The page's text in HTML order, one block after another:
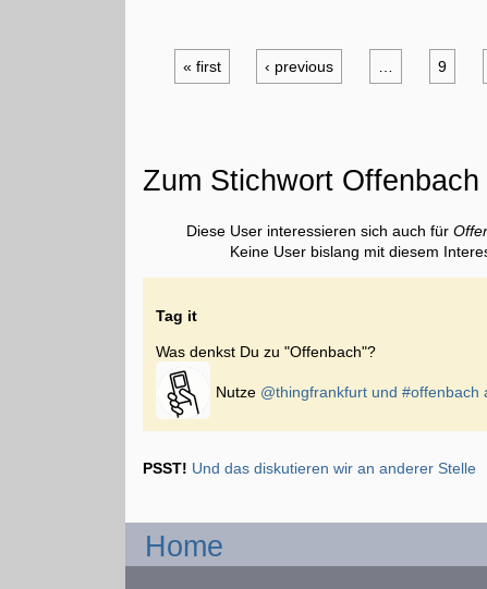
« first ‹ previous 9
Zum Stichwort Offenbach
Diese User interessieren sich auch für
Keine User bislang mit diesem
Tag it
Was denkst Du zu "Offenbach"?
Nutze @thingfrankfurt und#offenbach
PSST! Und das diskutieren wir an anderer Stelle
Home